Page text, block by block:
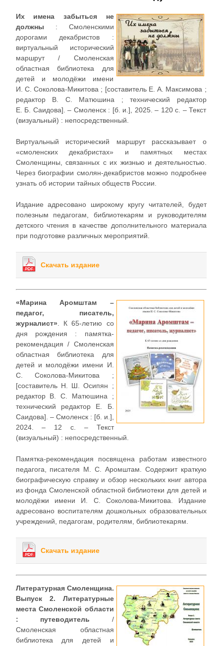
Их имена забыться не
должны : Смоленскими
дорогами декабристов :
виртуальный исторический
маршрут / Смоленская
областная библиотека для
детей и молодёжи имени
И. С. Соколова-Микитова ; [составитель Е. А. Максимова ;
редактор В. С. Матюшина ; технический редактор
Е. Б. Саидова]. – Смоленск : [б. и.], 2025. – 120 с. – Текст
(визуальный) : непосредственный.
Виртуальный исторический маршрут рассказывает о
«смоленских декабристах» и памятных местах
Смоленщины, связанных с их жизнью и деятельностью.
Через биографии смолян-декабристов можно подробнее
узнать об истории тайных обществ России.
Издание адресовано широкому кругу читателей, будет
полезным педагогам, библиотекарям и руководителям
детского чтения в качестве дополнительного материала
при подготовке различных мероприятий.
Скачать издание
«Марина Аромштам –
педагог, писатель,
журналист» . К 65-летию со
дня рождения : памятка-
рекомендация / Смоленская
областная библиотека для
детей и молодёжи имени И.
С. Соколова-Микитова ;
[составитель Н. Ш. Осипян ;
редактор В. С. Матюшина ;
технический редактор Е. Б.
Саидова]. – Смоленск : [б. и.],
2024. – 12 с. – Текст
(визуальный) : непосредственный.
Памятка-рекомендация посвящена работам известного
педагога, писателя М. С. Аромштам. Содержит краткую
биографическую справку и обзор нескольких книг автора
из фонда Смоленской областной библиотеки для детей и
молодёжи имени И. С. Соколова-Микитова. Издание
адресовано воспитателям дошкольных образовательных
учреждений, педагогам, родителям, библиотекарям.
Скачать издание
Литературная Смоленщина.
Выпуск 2. Литературные
места Смоленской области
: путеводитель /
Смоленская областная
библиотека для детей и